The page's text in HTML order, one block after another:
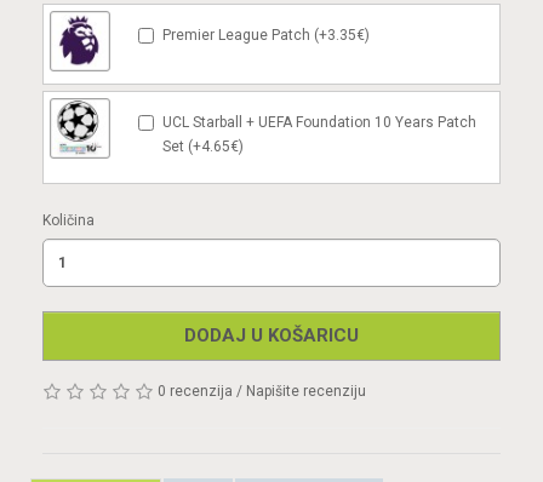
Premier League Patch (+3.35€)
UCL Starball + UEFA Foundation 10 Years Patch
Set (+4.65€)
Količina
DODAJ U KOŠARICU
0 recenzija / Napišite recenziju